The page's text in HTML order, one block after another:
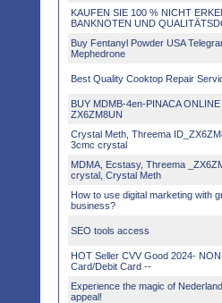
KAUFEN SIE 100 % NICHT
BANKNOTEN UND
Buy Fentanyl Powder USA
Mephedrone
Best Quality Cooktop Repair
BUY MDMB-4en-PINACA
ZX6ZM8UN
Crystal Meth, Threema
3cmc crystal
MDMA, Ecstasy, Threema
crystal, Crystal Meth
How to use digital marketing with
business?
SEO tools access
HOT Seller CVV Good 2024-
Card/Debit Card --
Experience the magic of
appeal!